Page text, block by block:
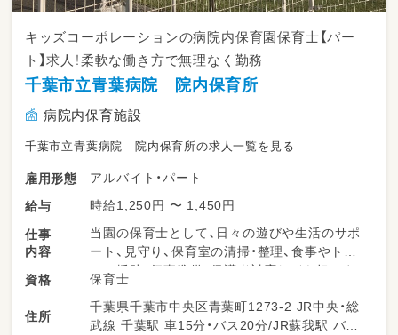
キッズコーポレーションの病院内保育園保育士【パー
ト】求人！柔軟な働き方で無理なく勤務
千葉市立青葉病院 院内保育所
病院内保育施設
千葉市立青葉病院 院内保育所の求人一覧を見る
雇用形態
アルバイト・パート
給与
時給1,250円 〜 1,450円
仕事
内容
当園の保育士として、日々の遊びや生活のサポ
ート、見守り、保育室の清掃・整理、食事やトイ
レの援助、行事準備、保護者対応などを担いま
す。柔軟な保育環境の中で、子どもたち一人ひ
とりにしっかり向き合える時間が多くありま
す。勤務日数や時間は相談可能で、ライフスタ
資格 保育士
住所
千葉県千葉市中央区青葉町1273-2 JR中央・総
武線 千葉駅 車15分・バス20分/JR蘇我駅 バス